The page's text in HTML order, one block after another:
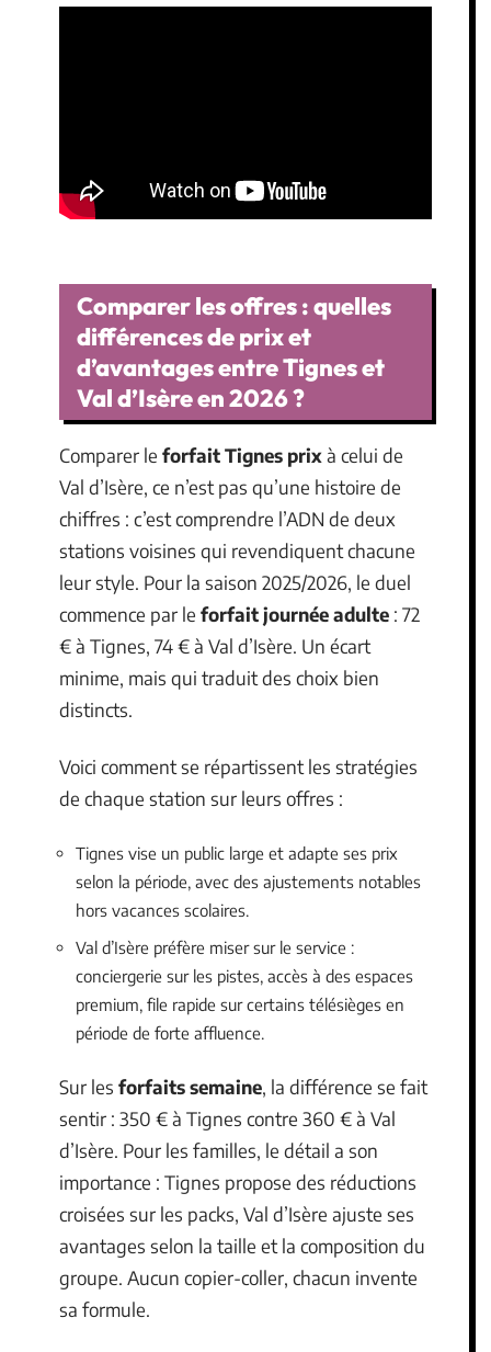
Comparer les offres : quelles
différences de prix et
d’avantages entre Tignes et
Val d’Isère en 2026 ?
Comparer le forfait Tignes prixà celui de
Val d’Isère, ce n’est pas qu’une histoire de
chiffres : c’est comprendre l’ADN de deux
stations voisines qui revendiquent chacune
leur style. Pour la saison 2025/2026, le duel
commence par le forfait journée adulte : 72
€ à Tignes, 74 € à Val d’Isère. Un écart
minime, mais qui traduit des choix bien
distincts.
Voici comment se répartissent les stratégies
de chaque station sur leurs offres :
Tignes vise un public large et adapte ses prix
selon la période, avec des ajustements notables
hors vacances scolaires.
Val d’Isère préfère miser sur le service :
conciergerie sur les pistes, accès à des espaces
premium, file rapide sur certains télésièges en
période de forte affluence.
Sur les forfaits semaine, la différence se fait
sentir : 350 € à Tignes contre 360 € à Val
d’Isère. Pour les familles, le détail a son
importance : Tignes propose des réductions
croisées sur les packs, Val d’Isère ajuste ses
avantages selon la taille et la composition du
groupe. Aucun copier-coller, chacun invente
sa formule.